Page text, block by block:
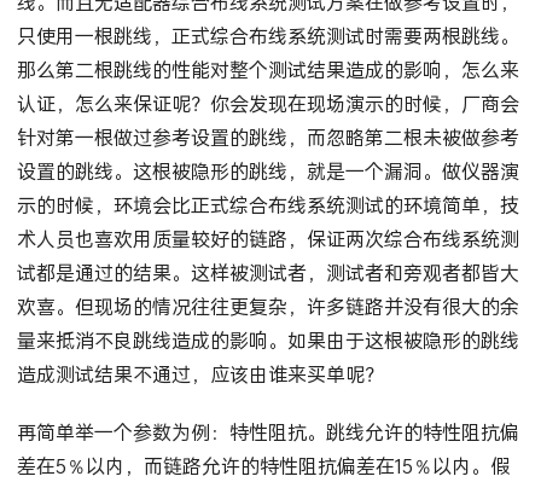
线。而且无适配器综合布线系统测试方案在做参考设置时，
只使用一根跳线，正式综合布线系统测试时需要两根跳线。
那么第二根跳线的性能对整个测试结果造成的影响，怎么来
认证，怎么来保证呢？你会发现在现场演示的时候，厂商会
针对第一根做过参考设置的跳线，而忽略第二根未被做参考
设置的跳线。这根被隐形的跳线，就是一个漏洞。做仪器演
示的时候，环境会比正式综合布线系统测试的环境简单，技
术人员也喜欢用质量较好的链路，保证两次综合布线系统测
试都是通过的结果。这样被测试者，测试者和旁观者都皆大
欢喜。但现场的情况往往更复杂，许多链路并没有很大的余
量来抵消不良跳线造成的影响。如果由于这根被隐形的跳线
再简单举一个参数为例：特性阻抗。跳线允许的特性阻抗偏